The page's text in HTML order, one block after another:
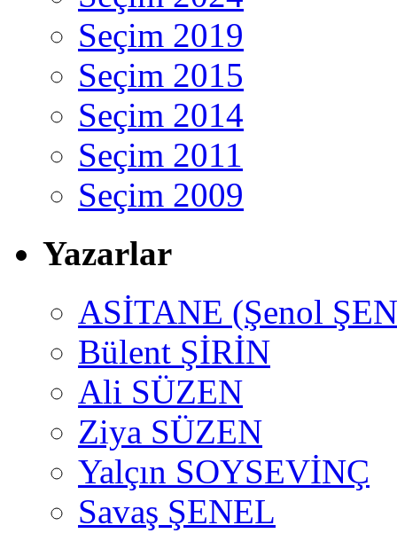
Seçim 2019
Seçim 2015
Seçim 2014
Seçim 2011
Seçim 2009
Yazarlar
ASİTANE (Şenol
Bülent ŞİRİN
Ali SÜZEN
Ziya SÜZEN
Yalçın SOYSEVİNÇ
Savaş ŞENEL